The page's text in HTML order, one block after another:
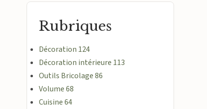
Rubriques
Décoration 124
Décoration intérieure 113
Outils Bricolage86
Volume68
Cuisine64